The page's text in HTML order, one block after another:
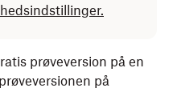
prøveversion på en
på